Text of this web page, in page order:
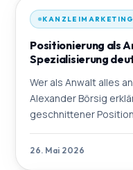
KANZLEIMARKETING
Positionierung als
Spezialisierung
Wer als Anwalt alles
Alexander Börsig
geschnittener
26. Mai 2026